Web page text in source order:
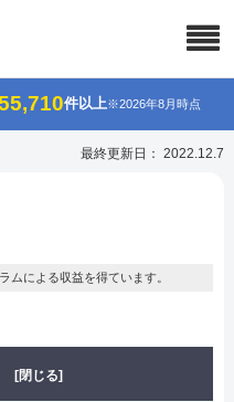
件以上※2026年8月時点
最終更新日： 2022.12.7
による収益を得ています。
[閉じる]